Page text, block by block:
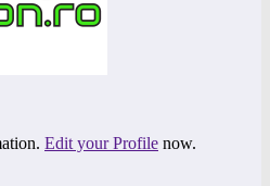
Edit your Profile now.